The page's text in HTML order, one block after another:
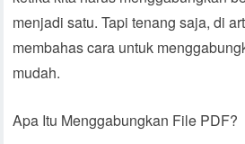
menjadi satu. Tapi tenang saja, di
membahas cara untuk
mudah.
Apa Itu Menggabungkan File PDF?